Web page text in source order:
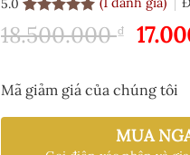
5.0
5.0 trên 5
dựa trên
1
18.500.000₫ Giá
Mã giảm giá của chúng tôi
MUA